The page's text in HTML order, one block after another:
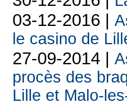
03-12-2016 |
le casino de
27-09-2014 |
procès des
Lille et Malo-